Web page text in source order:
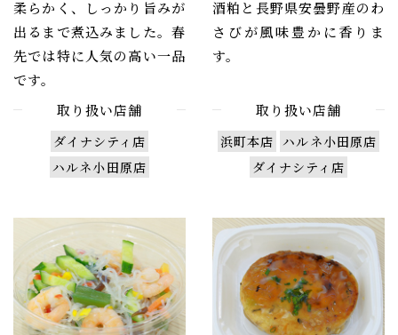
柔らかく、しっかり旨みが
出るまで煮込みました。春
先では特に人気の高い一品
です。
取り扱い店舗
ダイナシティ店
ハルネ小田原店
酒粕と長野県安曇野産のわ
さびが風味豊かに香りま
す。
取り扱い店舗
浜町本店 ハルネ小田原店
ダイナシティ店